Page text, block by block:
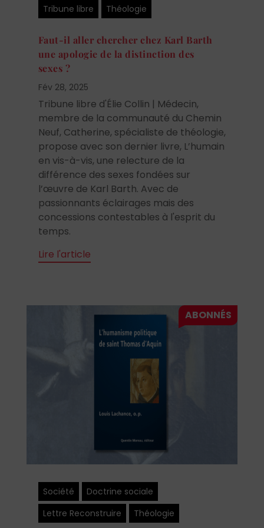
Tribune libre Théologie
Faut-il aller chercher chez Karl Barth
une apologie de la distinction des
sexes ?
Fév 28, 2025
Tribune libre d'Élie Collin | Médecin,
membre de la communauté du Chemin
Neuf, Catherine, spécialiste de théologie,
propose avec son dernier livre, L’humain
en vis-à-vis, une relecture de la
différence des sexes fondées sur
l’œuvre de Karl Barth. Avec de
passionnants éclairages mais des
concessions contestables à l'esprit du
temps.
Lire l'article
Société
Doctrine sociale
Lettre Reconstruire
Théologie